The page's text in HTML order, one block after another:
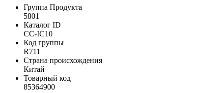
Группа Продукта
5801
Каталог ID
CC-IC10
Код группы
R711
Страна происхождения
Китай
Товарный код
85364900